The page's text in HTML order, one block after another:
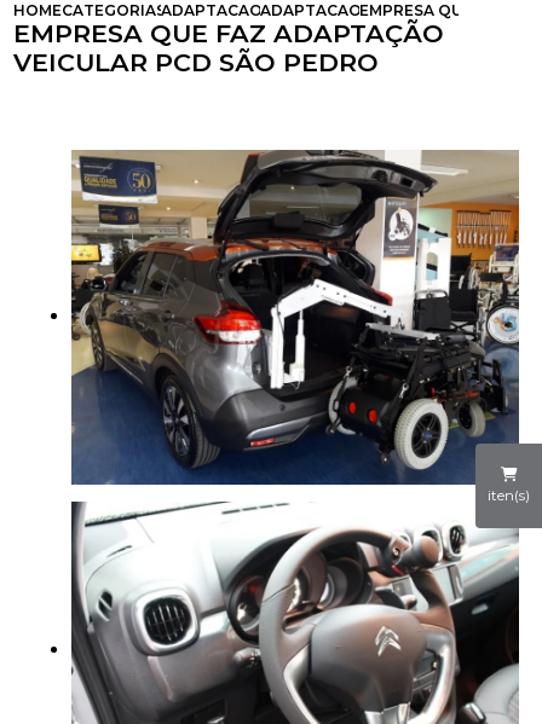
iten(s)
HOMECATEGORIASADAPTACAO VEICULARADAPTACAO VEICULAR PARA
EMPRESA QUE FAZ
EMPRESA QUE FAZ ADAPTAÇÃO
VEICULAR PCD SÃO PEDRO